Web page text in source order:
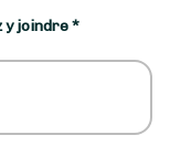
y joindre *